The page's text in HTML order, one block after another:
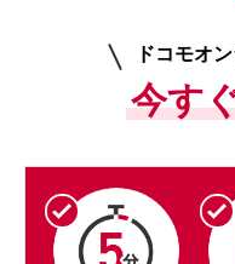
ドコモオ
今す